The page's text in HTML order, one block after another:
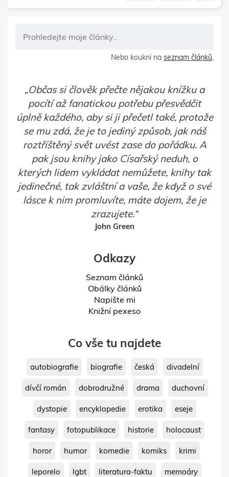
Nebo koukni na seznam článků.
Občas si člověk přečte nějakou knížku a
pocítí až fanatickou potřebu přesvědčit
úplně každého, aby si ji přečetl také, protože
se mu zdá, že je to jediný způsob, jak náš
roztříštěný svět uvést zase do pořádku. A
pak jsou knihy jako Císařský neduh, o
kterých lidem vykládat nemůžete, knihy tak
jedinečné, tak zvláštní a vaše, že když o své
lásce k nim promluvíte, máte dojem, že je
zrazujete.
John Green
Odkazy
Seznam článků
Obálky článků
Napište mi
Knižní pexeso
Co vše tu najdete
autobiografie biografie česká divadelní
dívčí román dobrodružné drama duchovní
dystopie encyklopedie erotika eseje
fantasy fotopublikace historie holocaust
horor humor komedie komiks krimi
leporelo lgbt literatura-faktu memoáry